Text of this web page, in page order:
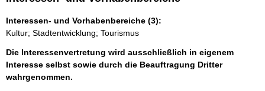
Interessen- und Vorhabenbereiche (3):
Kultur; Stadtentwicklung; Tourismus
Die Interessenvertretung wird ausschließlich in eigenem
Interesse selbst sowie durch die Beauftragung Dritter
wahrgenommen.